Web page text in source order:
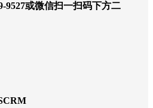
9527或微信扫一扫码下方二